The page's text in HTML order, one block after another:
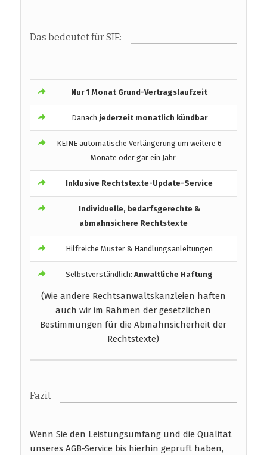
Das bedeutet für SIE:
Nur 1 Monat Grund-Vertragslaufzeit
Danach jederzeit monatlich kündbar
KEINE automatische Verlängerung um weitere 6
Monate oder gar ein Jahr
Inklusive Rechtstexte-Update-Service
Individuelle, bedarfsgerechte &
abmahnsichere Rechtstexte
Hilfreiche Muster & Handlungsanleitungen
Selbstverständlich:Anwaltliche Haftung
(Wie andere Rechtsanwaltskanzleien haften
auch wir im Rahmen der gesetzlichen
Bestimmungen für die Abmahnsicherheit der
Rechtstexte)
Fazit
Wenn Sie den Leistungsumfang und die Qualität
unseres AGB-Service bis hierhin geprüft haben,